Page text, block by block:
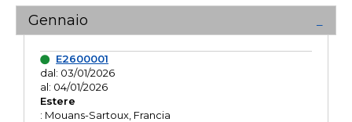
Gennaio
E2600001
dal: 03/01/2026
al: 04/01/2026
Estere
: Mouans-Sartoux, Francia